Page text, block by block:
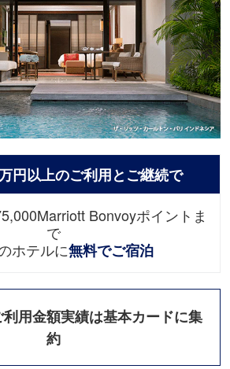
円以上のご利⽤とご継続で
Bonvoyポイントま
で
ホテルに無料でご宿泊
⽤⾦額実績は基本カードに集
約